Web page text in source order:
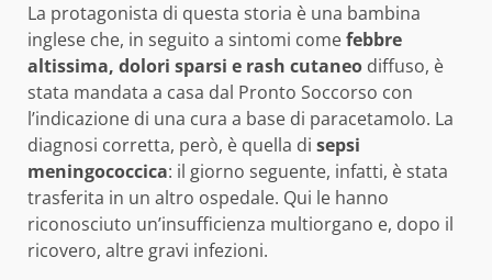
La protagonista di questa storia è una bambina
inglese che, in seguito a sintomi comefebbre
altissima, dolori sparsi e rash cutaneo diffuso, è
stata mandata a casa dal Pronto Soccorso con
l’indicazione di una cura a base di paracetamolo. La
diagnosi corretta, però, è quella di sepsi
meningococcica: il giorno seguente, infatti, è stata
trasferita in un altro ospedale. Qui le hanno
riconosciuto un’insufficienza multiorgano e, dopo il
ricovero, altre gravi infezioni.